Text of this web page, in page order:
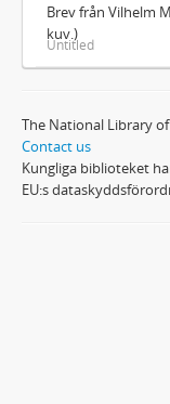
Brev från Vilhelm
kuv.)
Untitled
The National Library
Contact us
Kungliga biblioteket
EU:s